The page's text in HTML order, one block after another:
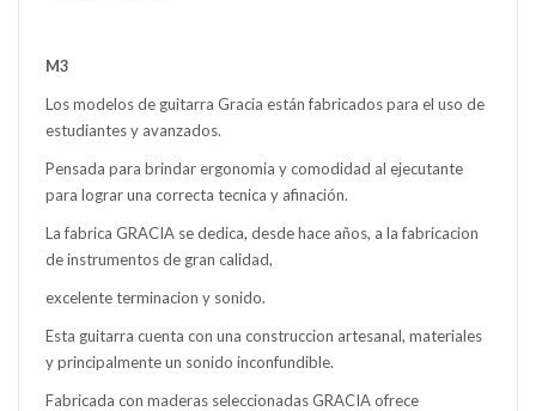
M3
Los modelos de guitarra Gracia están fabricados para el uso de
estudiantes y avanzados.
Pensada para brindar ergonomia y comodidad al ejecutante
para lograr una correcta tecnica y afinación.
La fabrica GRACIA se dedica, desde hace años, a la fabricacion
de instrumentos de gran calidad,
excelente terminacion y sonido.
Esta guitarra cuenta con una construccion artesanal, materiales
y principalmente un sonido inconfundible.
Fabricada con maderas seleccionadas GRACIA ofrece